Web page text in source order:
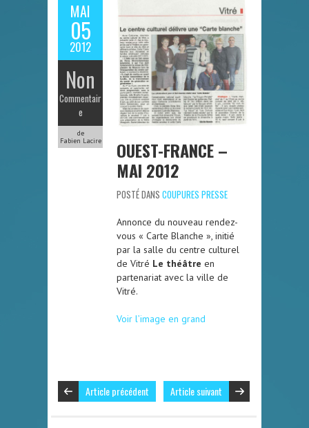
MAI
05
2012
Non
Commentair
e
de
Fabien Lacire
OUEST-FRANCE –
MAI 2012
POSTÉ DANS COUPURES PRESSE
Annonce du nouveau rendez-
vous « Carte Blanche », initié
par la salle du centre culturel
de Vitré Le théâtre en
partenariat avec la ville de
Vitré.
Voir l’image en grand
Article précédent Article suivant